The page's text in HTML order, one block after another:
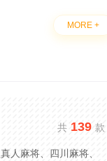
MORE +
共139 款
人麻将、四川麻将、